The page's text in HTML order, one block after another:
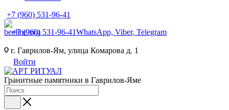
+7 (960) 531-96-41
+7 (960) 531-96-41WhatsApp, Viber, Telegram
г. Гаврилов-Ям, улица Комарова д. 1
Войти
Гранитные памятники в Гаврилов-Яме